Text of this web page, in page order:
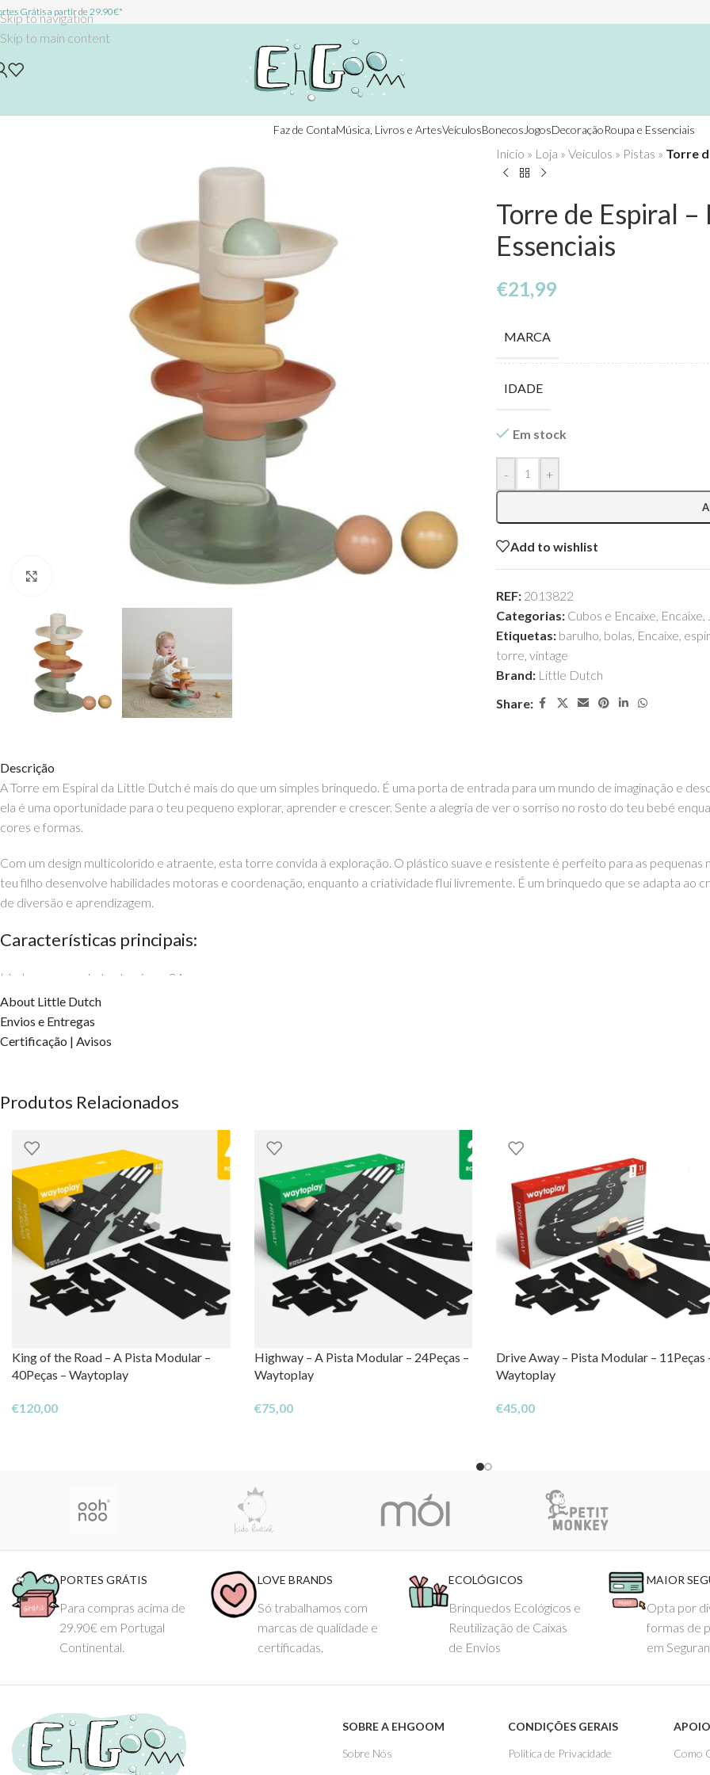
Skip to navigation
Skip to main content
Grátis a partir de 29.90€*
Faz de ContaMúsica, Livros e ArtesVeículosBonecos JogosDecoraçãoRoupa e Essenciais
Início » Loja » Veículos » Pistas » Torre
Torre de Espiral
Essenciais
€21,99
MARCA
IDADE
Em stock
- +
Add to wishlist
REF: 2013822
Categorias: Cubos e Encaixe, Encaixe,
Etiquetas: barulho, bolas, Encaixe,
torre, vintage
Brand: Little Dutch
Share:
Descrição
A Torre em Espiral da Little Dutch é mais do que um simples brinquedo. É uma porta de entrada para um mundo de imaginação e
ela é uma oportunidade para o teu pequeno explorar, aprender e crescer. Sente a alegria de ver o sorriso no rosto do teu bebé
cores e formas.
Com um design multicolorido e atraente, esta torre convida à exploração. O plástico suave e resistente é perfeito para as pequenas
teu filho desenvolve habilidades motoras e coordenação, enquanto a criatividade flui livremente. É um brinquedo que se adapta ao
de diversão e aprendizagem.
Características principais:
Idade recomendada: dos 6 aos 24 meses.
Material: plástico seguro e durável.
Design multicolorido que estimula a visão e a coordenação.
Oferece ao teu filho a magia de brincar e aprender com a Torre em Espiral da Little Dutch. Cada momento conta! Podes encontrar
Little Dutch
OS DIREITOS DOS CONTEÚDOS ESTÃO RESERVADOS À EHGOOM – TOYS WITH STORIES®️
About Little Dutch
Envios e Entregas
Certificação | Avisos
Produtos Relacionados
King of the Road – A Pista Modular –
40Peças – Waytoplay
€120,00
Highway – A Pista Modular – 24Peças –
Waytoplay
€75,00
Drive Away – Pista Modular – 11Peças
Waytoplay
€45,00
PORTES GRÁTIS
Para compras acima de
29.90€ em Portugal
Continental.
LOVE BRANDS
Só trabalhamos com
marcas de qualidade e
certificadas.
ECOLÓGICOS
Brinquedos Ecológicos e
Reutilização de Caixas
de Envios
MAIOR
Opta por
formas de
em
SOBRE A EHGOOM
Sobre Nós
CONDIÇÕES GERAIS
Politica de Privacidade
Como